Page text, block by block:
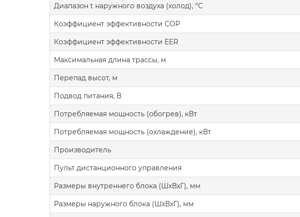
Диапазон t наружного воздуха (холод), °C
Коэффициент эффективности COP
Коэффициент эффективности EER
Максимальная длина трассы, м
Перепад высот, м
Подвод питания, В
Потребляемая мощность (обогрев), кВт
Потребляемая мощность (охлаждение), кВт
Производитель
Пульт дистанционного управления
Размеры внутреннего блока (ШxВxГ), мм
Размеры наружного блока (ШxВxГ), мм